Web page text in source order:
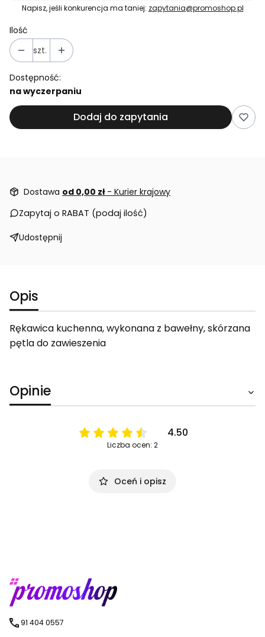
Napisz, jeśli konkurencja ma taniej: zapytania@promoshop.pl
Ilość
szt.
Dostępność:
na wyczerpaniu
Dodaj do zapytania
Dostawa od 0,00 zł - Kurier krajowy
Zapytaj o RABAT (podaj ilość)
Udostępnij
Opis
Rękawica kuchenna, wykonana z bawełny, skórzana
pętla do zawieszenia
Opinie
4.50
Liczba ocen: 2
Oceń i opisz
91 404 0557